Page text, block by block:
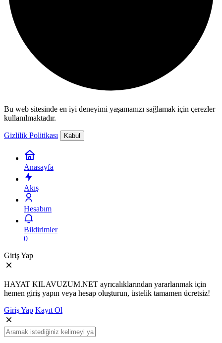
Bu web sitesinde en iyi deneyimi yaşamanızı sağlamak için çerezler
kullanılmaktadır.
Gizlilik Politikası Kabul
Anasayfa
Akış
Hesabım
Bildirimler
0
Giriş Yap
HAYAT KILAVUZUM.NET ayrıcalıklarından yararlanmak için
hemen giriş yapın veya hesap oluşturun, üstelik tamamen ücretsiz!
Giriş Yap Kayıt Ol